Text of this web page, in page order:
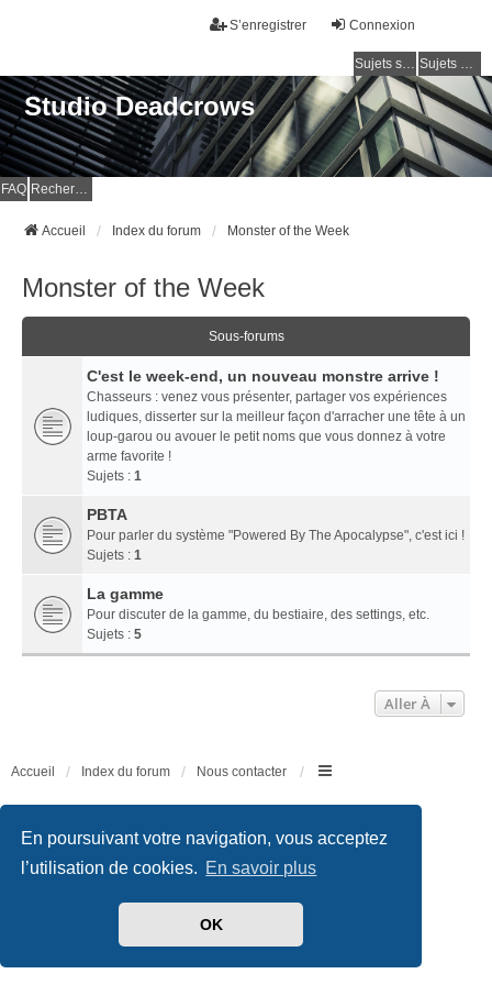
En poursuivant votre navigation, vous acceptez
l’utilisation de cookies. En savoir plus
OK
Connexion
S’enregistrer
Sujets sans réponse Sujets actifs
Studio Deadcrows
FAQ Rechercher
Accueil Index du forum Monster of the Week
Monster of the Week
Sous-forums
C'est le week-end, un nouveau monstre arrive !
Chasseurs : venez vous présenter, partager vos expériences
ludiques, disserter sur la meilleur façon d'arracher une tête à un
loup-garou ou avouer le petit noms que vous donnez à votre
arme favorite !
Sujets : 1
PBTA
Pour parler du système "Powered By The Apocalypse", c'est ici !
Sujets : 1
La gamme
Pour discuter de la gamme, du bestiaire, des settings, etc.
Sujets : 5
Aller À
Accueil Index du forum Nous contacter
Traduit par
phpBB-fr.com
we_universal
created by INVENTEA & v12mike
Confidentialité |Conditions